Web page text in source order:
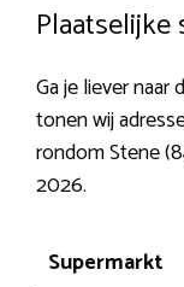
Ga je liever naar
tonen wij
rondom Stene
2026.
Supermarkt